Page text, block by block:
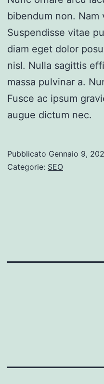
bibendum non. Nam
Suspendisse vitae
diam eget dolor
nisl. Nulla sagittis
massa pulvinar a.
Fusce ac ipsum
augue dictum nec.
Pubblicato Gennaio 9,
Categorie: SEO